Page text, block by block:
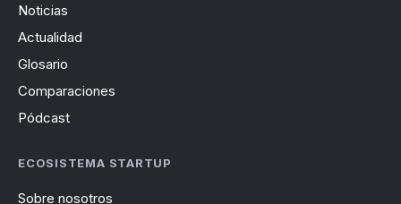
Noticias
Actualidad
Glosario
Comparaciones
Pódcast
ECOSISTEMA STARTUP
Sobre nosotros